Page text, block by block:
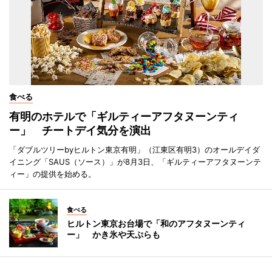
食べる
有明のホテルで「ギルティーアフタヌーンティ
ー」 チートデイ気分を演出
「ダブルツリーbyヒルトン東京有明」（江東区有明3）のオールデイダ
イニング「SAUS（ソース）」が8月3日、「ギルティーアフタヌーンテ
ィー」の提供を始める。
食べる
ヒルトン東京お台場で「和のアフタヌーンティ
ー」 かき氷や天ぷらも